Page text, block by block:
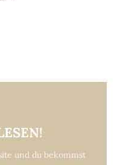
und du bekommst